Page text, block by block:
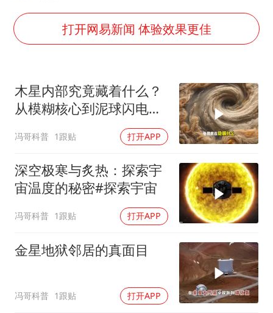
戚薇谈把脸交给AI
多个明星演唱会取消
习近平心系体育强国建设
打开网易新闻 体验效果更佳
木星内部究竟藏着什么？
从模糊核心到泥球闪电，
冯哥科普 1跟贴 打开APP
深空极寒与炙热：探索宇
宙温度的秘密#探索宇宙
冯哥科普 1跟贴 打开APP
金星地狱邻居的真面目
冯哥科普 1跟贴 打开APP